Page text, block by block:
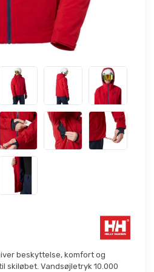
beskyttelse, komfort og
skiløbet. Vandsøjletryk 10.000